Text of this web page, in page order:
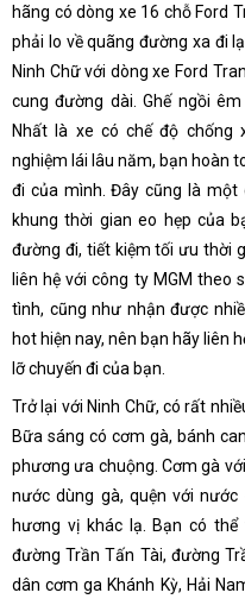
hãng có dòng xe 16 chỗ Ford
phải lo về quãng đường xa đi
Ninh Chữ với dòng xe Ford
cung đường dài. Ghế ngồi
Nhất là xe có chế độ chống
nghiệm lái lâu năm, bạn hoàn
đi của mình. Đây cũng là một
khung thời gian eo hẹp của
đường đi, tiết kiệm tối ưu thời
liên hệ với công ty MGM theo
tình, cũng như nhận được
hot hiện nay, nên bạn hãy liên
lỡ chuyến đi của bạn.
Trở lại với Ninh Chữ, có rất
Bữa sáng có cơm gà, bánh
phương ưa chuộng. Cơm gà
nước dùng gà, quện với
hương vị khác lạ. Bạn có
đường Trần Tấn Tài, đường
dân cơm ga Khánh Kỳ, Hải